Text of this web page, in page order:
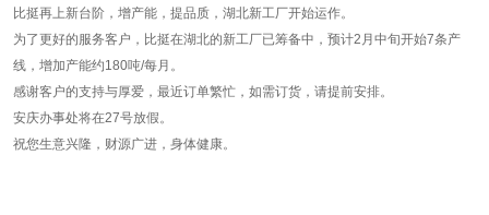
比挺再上新台阶，增产能，提品质，湖北新工厂开始运作。
为了更好的服务客户，比挺在湖北的新工厂已筹备中，预计2月中旬开始7条产
线，增加产能约180吨/每月。
感谢客户的支持与厚爱，最近订单繁忙，如需订货，请提前安排。
安庆办事处将在27号放假。
祝您生意兴隆，财源广进，身体健康。